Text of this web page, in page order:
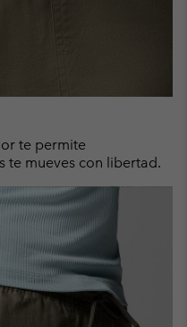
te permite
te mueves con libertad.